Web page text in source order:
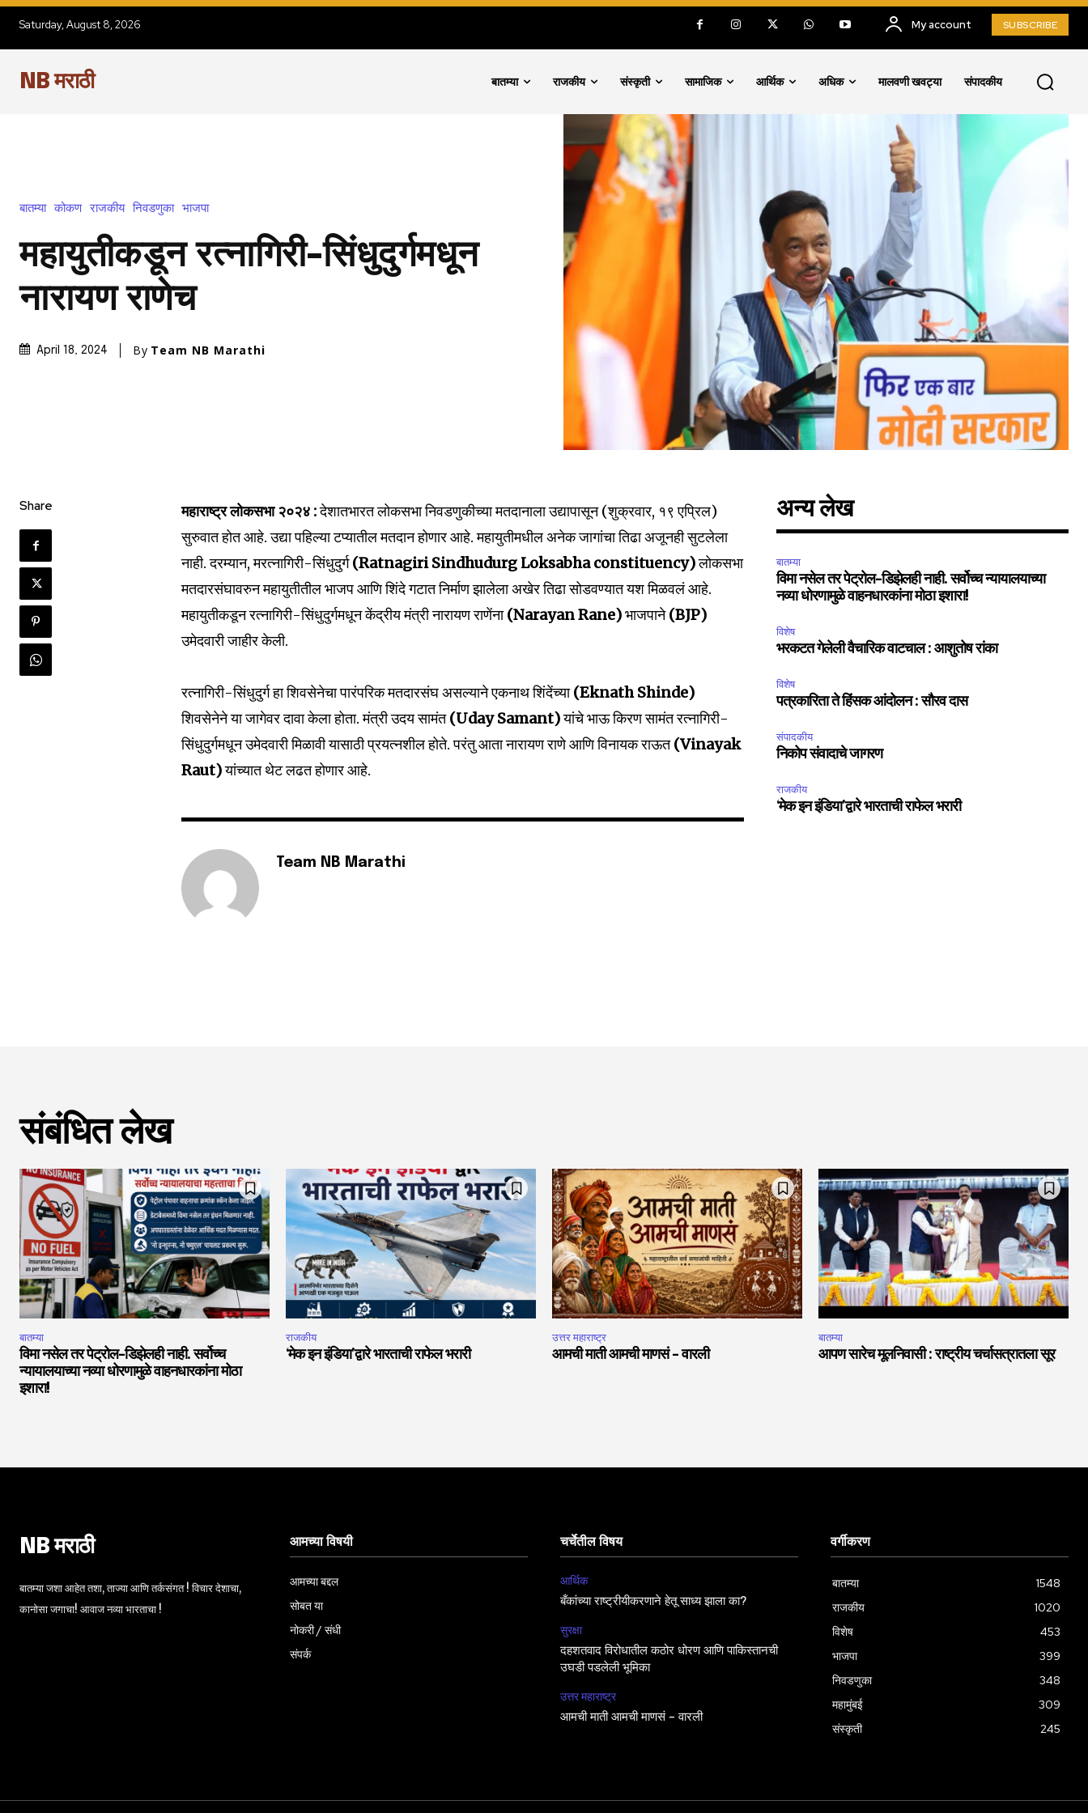
SUBSCRIBERS and be part
of the conversation.
To subscribe, simply enter your email address on our website or click
the subscribe button below. Don't worry, we respect your privacy and
won't spam your inbox. Your information is safe with us.
I've read and accept the Privacy Policy.
6,300
Fans
32,111
Followers
Saturday, August 8, 2026 My account SUBSCRIBE
NB मराठी बातम्या राजकीय संस्कृती सामाजिक आर्थिक अधिक मालवणी खवट्या संपादकीय
बातम्या कोकण राजकीय निवडणुका भाजपा
महायुतीकडून रत्नागिरी-सिंधुदुर्गमधून
नारायण राणेच
April 18, 2024 By Team NB Marathi
Share महाराष्ट्र लोकसभा २०२४ :देशातभारत लोकसभा निवडणुकीच्या मतदानाला उद्यापासून (शुक्रवार, १९ एप्रिल)
सुरुवात होत आहे. उद्या पहिल्या टप्यातील मतदान होणार आहे. महायुतीमधील अनेक जागांचा तिढा अजूनही सुटलेला
नाही. दरम्यान, मरत्नागिरी-सिंधुदुर्ग(Ratnagiri Sindhudurg Loksabha constituency)लोकसभा
मतदारसंघावरुन महायुतीतील भाजप आणि शिंदे गटात निर्माण झालेला अखेर तिढा सोडवण्यात यश मिळवलं आहे.
महायुतीकडून रत्नागिरी-सिंधुदुर्गमधून केंद्रीय मंत्री नारायण राणेंना(Narayan Rane)भाजपाने(BJP)
उमेदवारी जाहीर केली.
रत्नागिरी-सिंधुदुर्ग हा शिवसेनेचा पारंपरिक मतदारसंघ असल्याने एकनाथ शिंदेंच्या(Eknath Shinde)
शिवसेनेने या जागेवर दावा केला होता. मंत्री उदय सामंत(Uday Samant)यांचे भाऊ किरण सामंत रत्नागिरी-
सिंधुदुर्गमधून उमेदवारी मिळावी यासाठी प्रयत्नशील होते. परंतु आता नारायण राणे आणि विनायक राऊत(Vinayak
Raut)यांच्यात थेट लढत होणार आहे.
Team NB Marathi
अन्य लेख
बातम्या
विमा नसेल तर पेट्रोल-डिझेलही नाही. सर्वोच्च न्यायालयाच्या
नव्या धोरणामुळे वाहनधारकांना मोठा इशारा!
विशेष
भरकटत गेलेली वैचारिक वाटचाल : आशुतोष रांका
विशेष
पत्रकारिता ते हिंसक आंदोलन : सौरव दास
संपादकीय
निकोप संवादाचे जागरण
राजकीय
‘मेक इन इंडिया’द्वारे भारताची राफेल भरारी
संबंधित लेख
बातम्या
विमा नसेल तर पेट्रोल-डिझेलही नाही. सर्वोच्च
न्यायालयाच्या नव्या धोरणामुळे वाहनधारकांना मोठा
इशारा!
राजकीय
‘मेक इन इंडिया’द्वारे भारताची राफेल भरारी
उत्तर महाराष्ट्र
आमची माती आमची माणसं – वारली
बातम्या
आपण सारेच मूलनिवासी : राष्ट्रीय चर्चासत्रातला सूर
NB मराठी
बातम्या जशा आहेत तशा, ताज्या आणि तर्कसंगत ! विचार देशाचा,
कानोसा जगाचा! आवाज नव्या भारताचा !
आमच्या विषयी
आमच्या बद्दल
सोबत या
नोकरी / संधी
संपर्क
चर्चेतील विषय
आर्थिक
बँकांच्या राष्ट्रीयीकरणाने हेतू साध्य झाला का?
सुरक्षा
दहशतवाद विरोधातील कठोर धोरण आणि पाकिस्तानची
उघडी पडलेली भूमिका
उत्तर महाराष्ट्र
आमची माती आमची माणसं – वारली
वर्गीकरण
बातम्या
1548
राजकीय
1020
विशेष
453
भाजपा
399
निवडणुका
348
महामुंबई
309
संस्कृती
245